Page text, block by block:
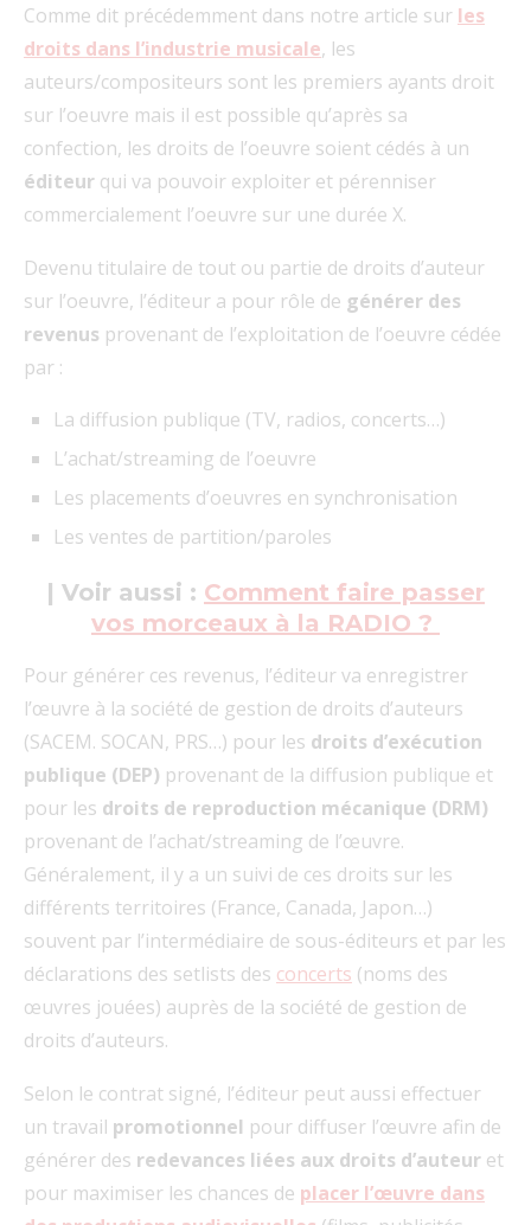
Comme dit précédemment dans notre article sur les
droits dans l’industrie musicale, les
auteurs/compositeurs sont les premiers ayants droit
sur l’oeuvre mais il est possible qu’après sa
confection, les droits de l’oeuvre soient cédés à un
éditeur qui va pouvoir exploiter et pérenniser
commercialement l’oeuvre sur une durée X.
Devenu titulaire de tout ou partie de droits d’auteur
sur l’oeuvre, l’éditeur a pour rôle de générer des
revenus provenant de l’exploitation de l’oeuvre cédée
par :
La diffusion publique (TV, radios, concerts…)
L’achat/streaming de l’oeuvre
Les placements d’oeuvres en synchronisation
Les ventes de partition/paroles
| Voir aussi : Comment faire passer
vos morceaux à la RADIO ?
Pour générer ces revenus, l’éditeur va enregistrer
l’œuvre à la société de gestion de droits d’auteurs
(SACEM. SOCAN, PRS…) pour les droits d’exécution
publique (DEP) provenant de la diffusion publique et
pour les droits de reproduction mécanique (DRM)
provenant de l’achat/streaming de l’œuvre.
Généralement, il y a un suivi de ces droits sur les
différents territoires (France, Canada, Japon…)
souvent par l’intermédiaire de sous-éditeurs et par les
déclarations des setlists des concerts (noms des
œuvres jouées) auprès de la société de gestion de
droits d’auteurs.
Selon le contrat signé, l’éditeur peut aussi effectuer
un travail promotionnel pour diffuser l’œuvre afin de
générer des redevances liées aux droits d’auteur et
pour maximiser les chances de placer l’œuvre dans